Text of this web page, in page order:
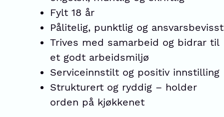
Fylt 18 år
Pålitelig, punktlig og ansvarsbevisst
Trives med samarbeid og bidrar til
et godt arbeidsmiljø
Serviceinnstilt og positiv innstilling
Strukturert og ryddig – holder
orden på kjøkkenet